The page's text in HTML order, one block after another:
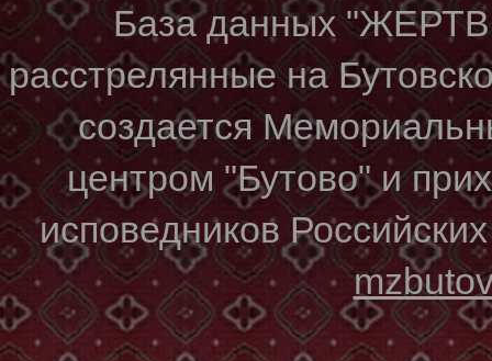
База данных
расстрелянные на
создается
центром "Бутово" и
исповедников